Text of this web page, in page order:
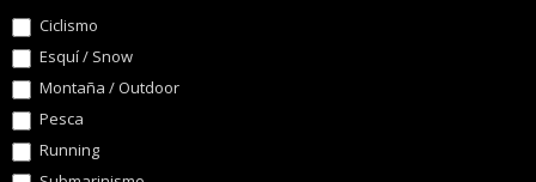
Ciclismo
Esquí / Snow
Montaña / Outdoor
Pesca
Running